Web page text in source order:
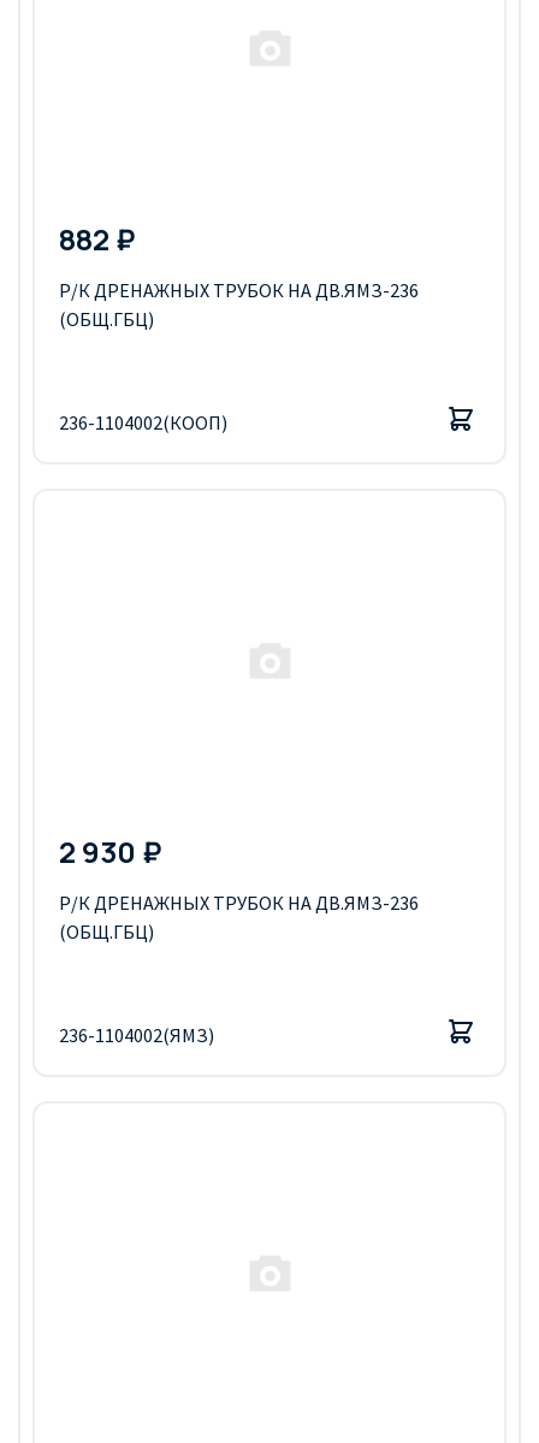
882 ₽
Р/К ДРЕНАЖНЫХ ТРУБОК НА ДВ.ЯМЗ-236
(ОБЩ.ГБЦ)
236-1104002(КООП)
2 930 ₽
Р/К ДРЕНАЖНЫХ ТРУБОК НА ДВ.ЯМЗ-236
(ОБЩ.ГБЦ)
236-1104002(ЯМЗ)